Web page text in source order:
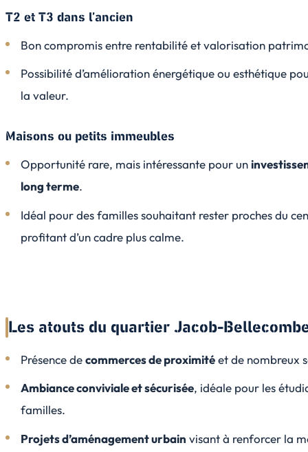
T2 et T3 dans l’ancien
Bon compromis entre rentabilité et valorisation
Possibilité d’amélioration énergétique ou esthétique
la valeur.
Maisons ou petits immeubles
Opportunité rare, mais intéressante pour un
long terme.
Idéal pour des familles souhaitant rester proches du
profitant d’un cadre plus calme.
Les atouts du quartier Jacob-
Présence decommerces de proximitéet de nombreux
Ambiance conviviale et sécurisée, idéale pour les
familles.
Projets d’aménagement urbain visant à renforcer la